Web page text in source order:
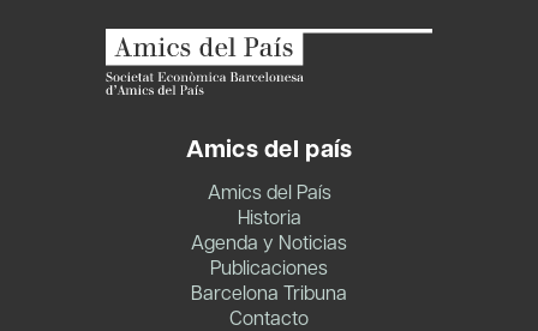
Amics del país
Amics del País
Historia
Agenda y Noticias
Publicaciones
Barcelona Tribuna
Contacto